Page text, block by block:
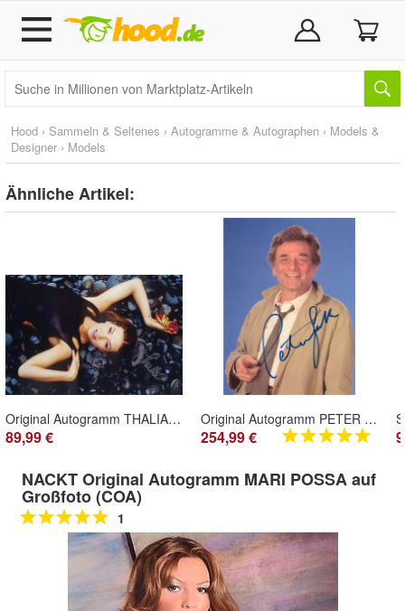
Hood › Sammeln & Seltenes › Autogramme & Autographen › Models &
Designer › Models
Ähnliche Artikel:
Original Autogramm THALIA auf Großfoto
89,99 €
Original Autogramm PETER FALK Columbo auf Großfoto (COA) † 23.06.2011
254,99 €
NACKT Original Autogramm MARI POSSA auf
Großfoto (COA)
1